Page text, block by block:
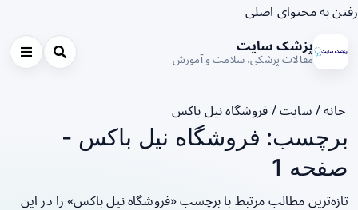
رفتن به محتوای اصلی
پزشک سایت
مقالات پزشکی، سلامت و آموزش
خانه/ سایت/ فروشگاه نیل باکس
برچسب: فروشگاه نیل باکس -
صفحه 1
تازه‌ترین مطالب مرتبط با برچسب «فروشگاه نیل باکس» را در این